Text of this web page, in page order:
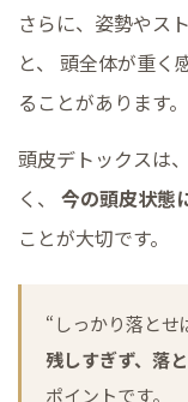
さらに、姿勢やス
と、 頭全体が重く
ることがあります。
頭皮デトックスは
く、 今の頭皮状態
ことが大切です。
“しっかり落とせ
残しすぎず、落
ポイントです。